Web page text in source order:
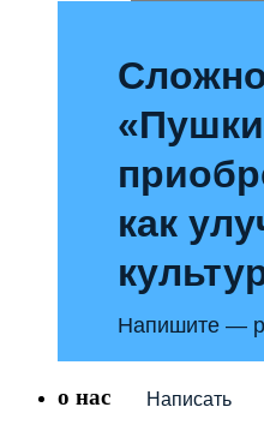
как
Напишите —
Написать
о нас